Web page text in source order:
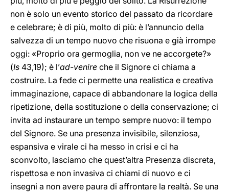
non è solo un evento storico del passato da ricordare
e celebrare; è di più, molto di più: è l’annuncio della
salvezza di un tempo nuovo che risuona e già irrompe
oggi: «Proprio ora germoglia, non ve ne accorgete?»
(Is 43,19); è l’ad-venire che il Signore ci chiama a
costruire. La fede ci permette una realistica e creativa
immaginazione, capace di abbandonare la logica della
ripetizione, della sostituzione o della conservazione; ci
invita ad instaurare un tempo sempre nuovo: il tempo
del Signore. Se una presenza invisibile, silenziosa,
espansiva e virale ci ha messo in crisi e ci ha
sconvolto, lasciamo che quest’altra Presenza discreta,
rispettosa e non invasiva ci chiami di nuovo e ci
insegni a non avere paura di affrontare la realtà. Se una